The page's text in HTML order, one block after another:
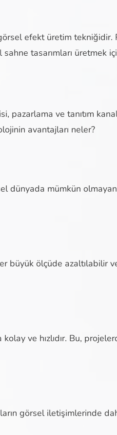
efekt üretim tekniğidir.
tasarımları üretmek
pazarlama ve tanıtım
avantajları neler?
dünyada mümkün
ölçüde azaltılabilir
ve hızlıdır. Bu,
görsel iletişimlerinde